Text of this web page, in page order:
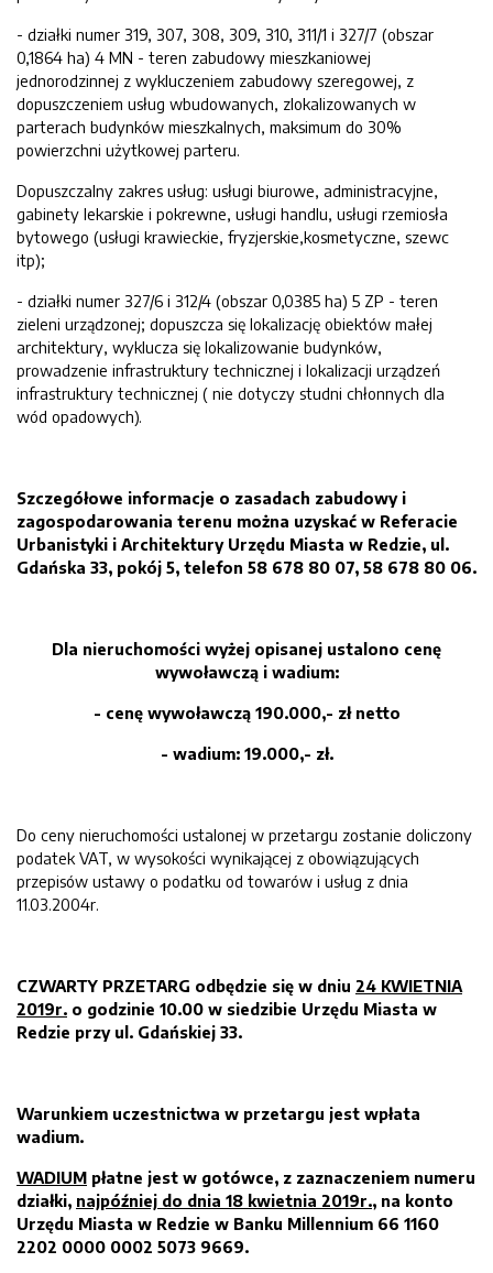
- działki numer 319, 307, 308, 309, 310, 311/1 i 327/7 (obszar
0,1864 ha) 4 MN - teren zabudowy mieszkaniowej
jednorodzinnej z wykluczeniem zabudowy szeregowej, z
dopuszczeniem usług wbudowanych, zlokalizowanych w
parterach budynków mieszkalnych, maksimum do 30%
powierzchni użytkowej parteru.
Dopuszczalny zakres usług: usługi biurowe, administracyjne,
gabinety lekarskie i pokrewne, usługi handlu, usługi rzemiosła
bytowego (usługi krawieckie, fryzjerskie,kosmetyczne, szewc
itp);
- działki numer 327/6 i 312/4 (obszar 0,0385 ha) 5 ZP - teren
zieleni urządzonej; dopuszcza się lokalizację obiektów małej
architektury, wyklucza się lokalizowanie budynków,
prowadzenie infrastruktury technicznej i lokalizacji urządzeń
infrastruktury technicznej ( nie dotyczy studni chłonnych dla
wód opadowych).
Szczegółowe informacje o zasadach zabudowy i
zagospodarowania terenu można uzyskać w Referacie
Urbanistyki i Architektury Urzędu Miasta w Redzie, ul.
Gdańska 33, pokój 5, telefon 58 678 80 07, 58 678 80 06.
Dla nieruchomości wyżej opisanej ustalono cenę
wywoławczą i wadium:
- cenę wywoławczą 190.000,- zł netto
- wadium: 19.000,- zł.
Do ceny nieruchomości ustalonej w przetargu zostanie doliczony
podatek VAT, w wysokości wynikającej z obowiązujących
przepisów ustawy o podatku od towarów i usług z dnia
11.03.2004r.
CZWARTY PRZETARG odbędzie się w dniu 24 KWIETNIA
2019r. o godzinie 10.00 w siedzibie Urzędu Miasta w
Redzie przyul. Gdańskiej 33.
Warunkiem uczestnictwa w przetargu jest wpłata
wadium.
WADIUM płatne jest w gotówce, z zaznaczeniem numeru
działki, najpóźniej do dnia 18 kwietnia 2019r., na konto
Urzędu Miasta w Redzie w Banku Millennium 66 1160
2202 0000 0002 5073 9669.